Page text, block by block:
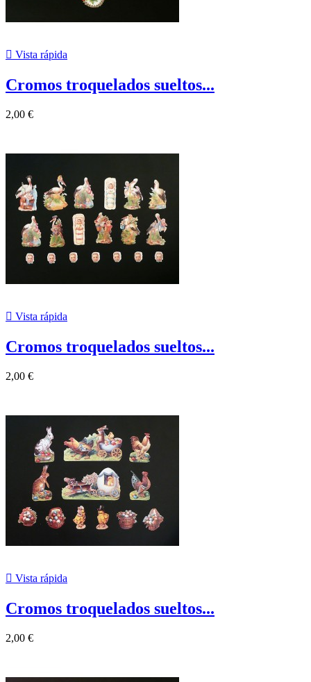
 Vista rápida
Cromos troquelados sueltos...
2,00 €
 Vista rápida
Cromos troquelados sueltos...
2,00 €
 Vista rápida
Cromos troquelados sueltos...
2,00 €